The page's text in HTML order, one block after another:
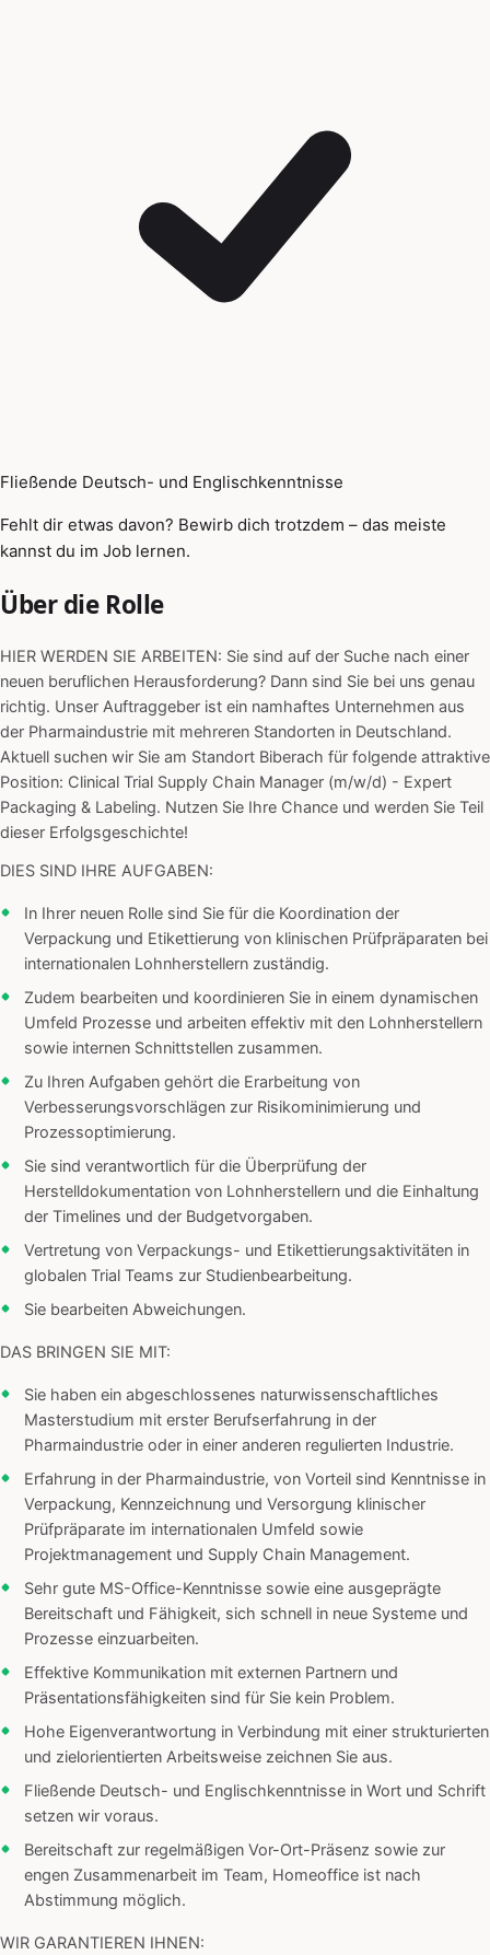
Fließende Deutsch- und Englischkenntnisse
Fehlt dir etwas davon? Bewirb dich trotzdem – das meiste
kannst du im Job lernen.
Über die Rolle
HIER WERDEN SIE ARBEITEN: Sie sind auf der Suche nach einer
neuen beruflichen Herausforderung? Dann sind Sie bei uns genau
richtig. Unser Auftraggeber ist ein namhaftes Unternehmen aus
der Pharmaindustrie mit mehreren Standorten in Deutschland.
Aktuell suchen wir Sie am Standort Biberach für folgende attraktive
Position: Clinical Trial Supply Chain Manager (m/w/d) - Expert
Packaging & Labeling. Nutzen Sie Ihre Chance und werden Sie Teil
dieser Erfolgsgeschichte!
DIES SIND IHRE AUFGABEN:
In Ihrer neuen Rolle sind Sie für die Koordination der
Verpackung und Etikettierung von klinischen Prüfpräparaten bei
internationalen Lohnherstellern zuständig.
Zudem bearbeiten und koordinieren Sie in einem dynamischen
Umfeld Prozesse und arbeiten effektiv mit den Lohnherstellern
sowie internen Schnittstellen zusammen.
Zu Ihren Aufgaben gehört die Erarbeitung von
Verbesserungsvorschlägen zur Risikominimierung und
Prozessoptimierung.
Sie sind verantwortlich für die Überprüfung der
Herstelldokumentation von Lohnherstellern und die Einhaltung
der Timelines und der Budgetvorgaben.
Vertretung von Verpackungs- und Etikettierungsaktivitäten in
globalen Trial Teams zur Studienbearbeitung.
Sie bearbeiten Abweichungen.
DAS BRINGEN SIE MIT:
Sie haben ein abgeschlossenes naturwissenschaftliches
Masterstudium mit erster Berufserfahrung in der
Pharmaindustrie oder in einer anderen regulierten Industrie.
Erfahrung in der Pharmaindustrie, von Vorteil sind Kenntnisse in
Verpackung, Kennzeichnung und Versorgung klinischer
Prüfpräparate im internationalen Umfeld sowie
Projektmanagement und Supply Chain Management.
Sehr gute MS-Office-Kenntnisse sowie eine ausgeprägte
Bereitschaft und Fähigkeit, sich schnell in neue Systeme und
Prozesse einzuarbeiten.
Effektive Kommunikation mit externen Partnern und
Präsentationsfähigkeiten sind für Sie kein Problem.
Hohe Eigenverantwortung in Verbindung mit einer strukturierten
und zielorientierten Arbeitsweise zeichnen Sie aus.
Fließende Deutsch- und Englischkenntnisse in Wort und Schrift
setzen wir voraus.
Bereitschaft zur regelmäßigen Vor-Ort-Präsenz sowie zur
engen Zusammenarbeit im Team, Homeoffice ist nach
Abstimmung möglich.
WIR GARANTIEREN IHNEN: